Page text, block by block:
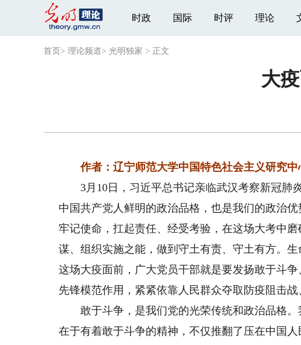
时政 国际 时评 理论
首页 > 理论频道> 光明独家 > 正文
大
作者：辽宁师范大学中国特色社会主义研究
3月10日，习近平总书记亲临武汉考察新冠肺
中国共产党人鲜明的政治品格，也是我们的政治
牢记使命，扛起责任、经受考验，在这场大考中
谋、组织实施之能，做到守土有责、守土有方。
这场大疫面前，广大党员干部就是要发扬敢于斗
先锋模范作用，紧紧依靠人民群众夺取防疫阻击战
敢于斗争，是我们党的光荣传统和政治品格。
在于有着敢于斗争的精神，不仅推翻了压在中国